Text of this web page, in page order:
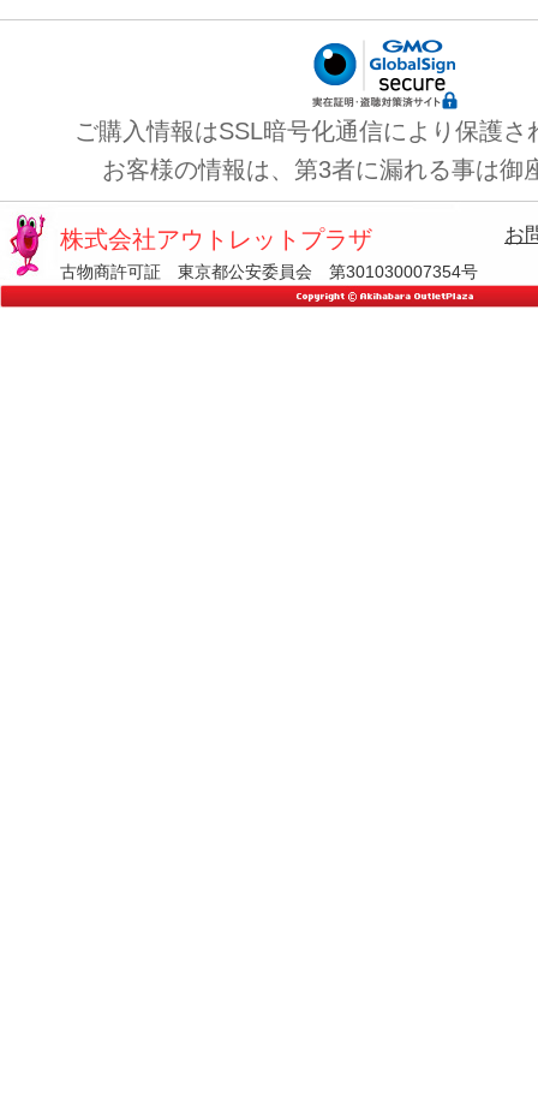
ご購入情報はSSL暗号化通信により保護さ
お客様の情報は、第3者に漏れる事は御
株式会社アウトレットプラザ
古物商許可証 東京都公安委員会 第301030007354号
お